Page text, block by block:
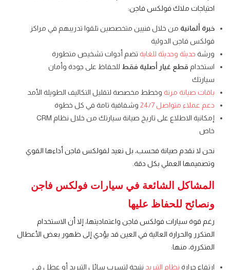
احتياجات ملاك فولكس فاجن:
خبرة ألمانية من خلال فنيين متخصصين تلقوا تدريبهم في مراكز
فولكس فاجن الدولية
ورشة حديثة وحديثة للغاية تضم أدوات تشخيص متطورة
استخدام قطع غيار أصلية فقط للحفاظ على جودة وأمان
سيارتك
باقات صيانة مرنة وخطط مخصصة لتقليل التكاليف الطويلة الأمد
دعم عملاء متواصل 24/7
وشفافية تامة في كل خطوة
إمكانية الاطلاع على تاريخ صيانة سيارتك من خلال نظام CRM
خاص
نحن لا نقدم صيانة فحسب، بل نعيد لفولكس فاجن أداءها القوي
وتصميمها العملي بكل دقة.
المشاكل الشائعة في سيارات فولكس فاجن
ونصائح للحفاظ عليها
رغم قوة سيارات فولكس فاجن واعتماديتها، إلا أن الاستخدام
المتكرر والحرارة العالية في العين قد يؤدي إلى ظهور بعض الأعطال
المتكررة، منها:
ارتفاع حرارة نظام التبريد نتيجة لتسرب سائل التبريد أو عطل في